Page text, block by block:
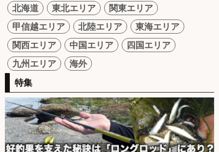
北海道 東北エリア
関東エリア
甲信越エリア
北陸エリア
東海エリア
関西エリア
中国エリア
四国エリア
九州エリア
海外
特集